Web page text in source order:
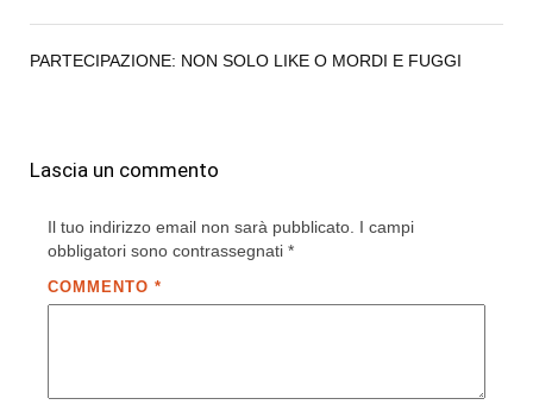
PARTECIPAZIONE: NON SOLO LIKE O MORDI E FUGGI
Lascia un commento
Il tuo indirizzo email non sarà pubblicato. I campi
obbligatori sono contrassegnati *
COMMENTO *